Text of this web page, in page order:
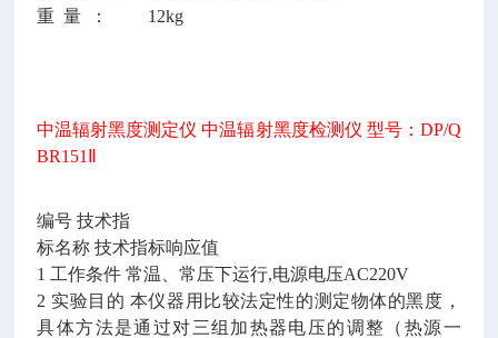
重 量 ： 12kg
中温辐射黑度测定仪 中温辐射黑度检测仪 型号：DP/Q
BR151Ⅱ
编号 技术指
标名称 技术指标响应值
1 工作条件 常温、常压下运行,电源电压AC220V
2 实验目的 本仪器用比较法定性的测定物体的黑度，
具体方法是通过对三组加热器电压的调整（热源一